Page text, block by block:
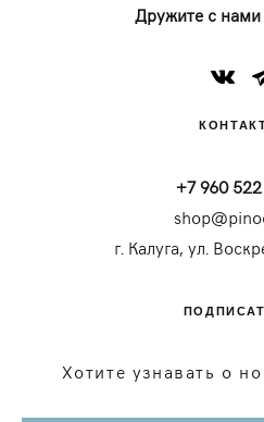
Дружите с нами
+7 960
г. Калуга, ул.
Хотите узнавать о